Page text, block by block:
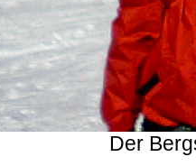
Der